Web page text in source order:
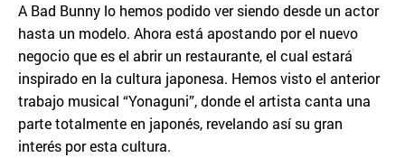
A Bad Bunny lo hemos podido ver siendo desde un actor
hasta un modelo. Ahora está apostando por el nuevo
negocio que es el abrir un restaurante, el cual estará
inspirado en la cultura japonesa. Hemos visto el anterior
trabajo musical “Yonaguni”, donde el artista canta una
parte totalmente en japonés, revelando así su gran
interés por esta cultura.